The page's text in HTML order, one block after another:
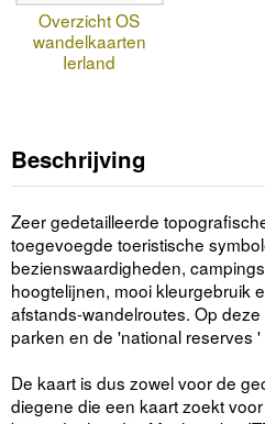
Overzicht OS
wandelkaarten
Ierland
Beschrijving
Zeer gedetailleerde
toegevoegde toeristische
bezienswaardigheden,
hoogtelijnen, mooi kleurgebruik
afstands-wandelroutes. Op
parken en de 'national reserves
De kaart is dus zowel voor de
diegene die een kaart zoekt